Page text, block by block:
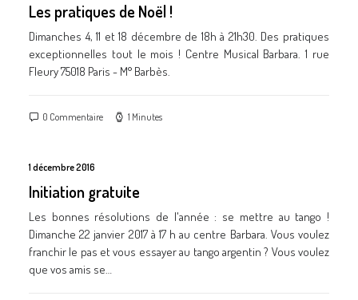
Les pratiques de Noël !
Dimanches 4, 11 et 18 décembre de 18h à 21h30. Des pratiques
exceptionnelles tout le mois ! Centre Musical Barbara. 1 rue
Fleury 75018 Paris - M° Barbès.
0 Commentaire 1 Minutes
1 décembre 2016
Initiation gratuite
Les bonnes résolutions de l'année : se mettre au tango !
Dimanche 22 janvier 2017 à 17 h au centre Barbara. Vous voulez
franchir le pas et vous essayer au tango argentin ? Vous voulez
que vos amis se…